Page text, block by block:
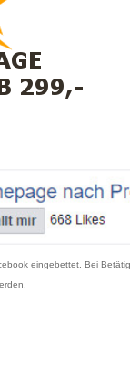
eingebettet. Bei